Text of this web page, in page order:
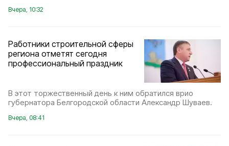
Вчера, 10:32
Работники строительной сферы
региона отметят сегодня
профессиональный праздник
В этот торжественный день к ним обратился врио
губернатора Белгородской области Александр Шуваев.
Вчера, 08:41